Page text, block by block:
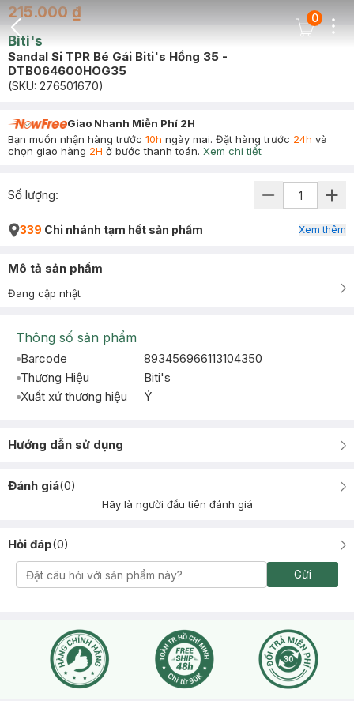
Back Icon
Cart Icon
0
215.000 ₫
Biti's
Sandal Si TPR Bé Gái Biti's Hồng 35 -
DTB064600HOG35
(SKU: 276501670)
Giao Nhanh Miễn Phí 2H
Bạn muốn nhận hàng trước 10h ngày mai. Đặt hàng trước 24h và
chọn giao hàng 2H ở bước thanh toán. Xem chi tiết
Số lượng:
339 Chi nhánh tạm hết sản phẩm Xem thêm
Mô tả sản phẩm
Đang cập nhật
Thông số sản phẩm
Barcode
893456966113104350
Thương Hiệu
Biti's
Xuất xứ thương hiệu
Ý
Hướng dẫn sử dụng
Đánh giá(0)
Hãy là người đầu tiên đánh giá
Hỏi đáp(0)
Gửi